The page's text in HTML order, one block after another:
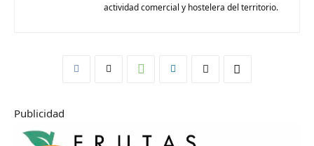
actividad comercial y hostelera del territorio.
Publicidad